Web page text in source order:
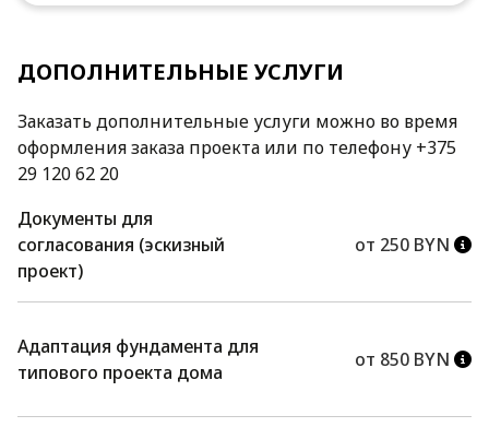
ДОПОЛНИТЕЛЬНЫЕ УСЛУГИ
Заказать дополнительные услуги можно во время
оформления заказа проекта или по телефону +375
29 120 62 20
Документы для
согласования (эскизный
проект)
от 250 BYN
Адаптация фундамента для
типового проекта дома
от 850 BYN